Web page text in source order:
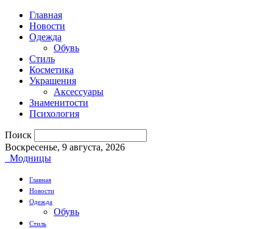
Главная
Новости
Одежда
Обувь
Стиль
Косметика
Украшения
Аксессуары
Знаменитости
Психология
Поиск
Воскресенье, 9 августа, 2026
Модницы
Главная
Новости
Одежда
Обувь
Стиль